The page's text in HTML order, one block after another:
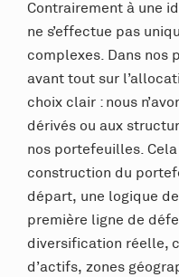
Contrairement à une
ne s’effectue pas
complexes. Dans nos
avant tout sur
choix clair : nous
dérivés ou aux
nos portefeuilles.
construction du
départ, une logique
première ligne de
diversification réelle,
d’actifs, zones